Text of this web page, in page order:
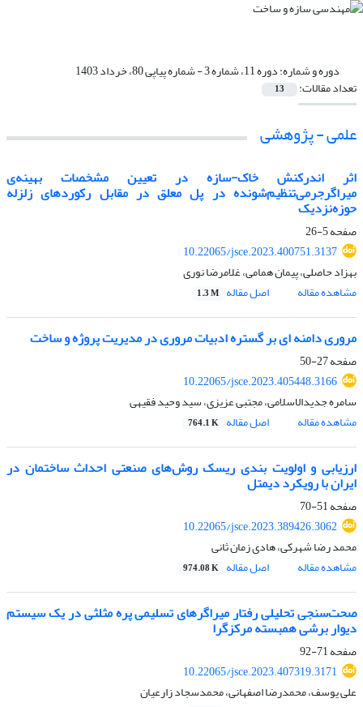
دوره و شماره:دوره 11، شماره 3 - شماره پیاپی 80، خرداد 1403
تعداد مقالات: 13
علمی - پژوهشی
اثر اندرکنش خاک-سازه در تعیین‌ مشخصات ‌بهینه‌ی‌
میراگر‌جرمی‌تنظیم‌شونده در پل معلق در مقابل رکوردهای ‌زلزله
حوزه‌نزدیک
صفحه5-26
10.22065/jsce.2023.400751.3137
بهزاد حاصلی، پیمان همامی، غلامرضا نوری
مشاهده مقاله
اصل مقاله 1.3 M
مروری دامنه ای بر گستره ادبیات مروری در مدیریت پروژه و ساخت
صفحه27-50
10.22065/jsce.2023.405448.3166
سامره جدیدالاسلامی، مجتبی عزیزی، سید وحید فقیهی
مشاهده مقاله
اصل مقاله 764.1 K
ارزیابی و اولویت بندی ریسک روش‌های صنعتی احداث ساختمان در
ایران با رویکرد دیمتل
صفحه51-70
10.22065/jsce.2023.389426.3062
محمد رضا شهرکی، هادی زمان ثانی
مشاهده مقاله
اصل مقاله 974.08 K
صحت‌سنجی تحلیلی رفتار میراگرهای تسلیمی پره مثلثی در یک سیستم
دیوار برشی همبسته مرکزگرا
صفحه71-92
10.22065/jsce.2023.407319.3171
علی یوسف، محمدرضا اصفهانی، محمدسجاد زارعیان